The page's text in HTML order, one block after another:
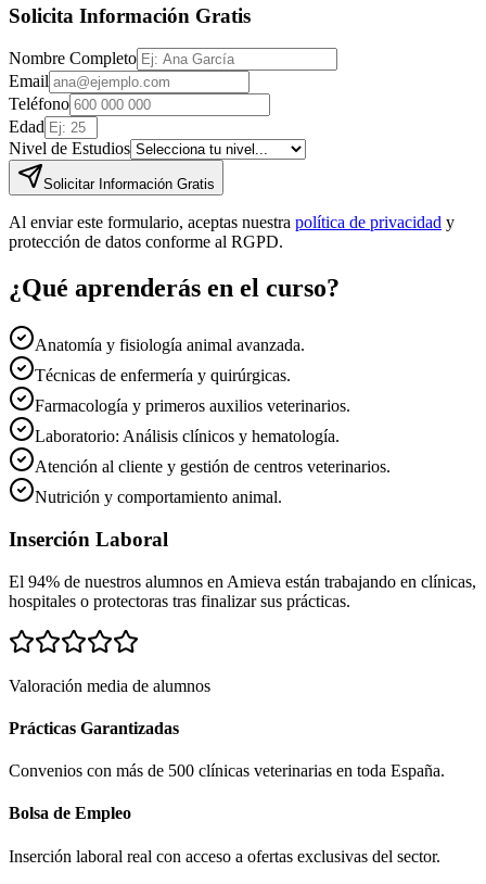
Solicita Información Gratis
Nombre Completo
Email
Teléfono
Edad
Nivel de Estudios
Solicitar Información Gratis
Al enviar este formulario, aceptas nuestra política de privacidad y
protección de datos conforme al RGPD.
¿Qué aprenderás en el curso?
Anatomía y fisiología animal avanzada.
Técnicas de enfermería y quirúrgicas.
Farmacología y primeros auxilios veterinarios.
Laboratorio: Análisis clínicos y hematología.
Atención al cliente y gestión de centros veterinarios.
Nutrición y comportamiento animal.
Inserción Laboral
El 94% de nuestros alumnos en Amieva están trabajando en clínicas,
hospitales o protectoras tras finalizar sus prácticas.
Valoración media de alumnos
Prácticas Garantizadas
Convenios con más de 500 clínicas veterinarias en toda España.
Bolsa de Empleo
Inserción laboral real con acceso a ofertas exclusivas del sector.